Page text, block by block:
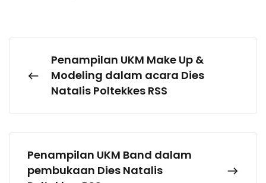
Penampilan UKM Make Up &
Modeling dalam acara Dies
Natalis Poltekkes RSS
Penampilan UKM Band dalam
pembukaan Dies Natalis